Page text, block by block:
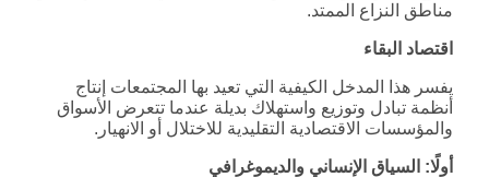
مناطق النزاع الممتد.
اقتصاد البقاء
يفسر هذا المدخل الكيفية التي تعيد بها المجتمعات إنتاج
أنظمة تبادل وتوزيع واستهلاك بديلة عندما تتعرض الأسواق
والمؤسسات الاقتصادية التقليدية للاختلال أو الانهيار.
أولًا: السياق الإنساني والديموغرافي